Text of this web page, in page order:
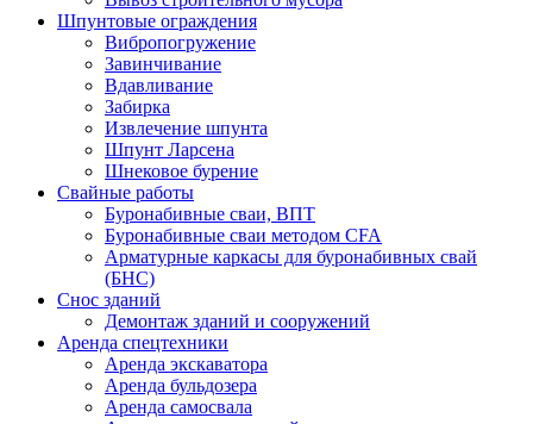
Шпунтовые ограждения
Вибропогружение
Завинчивание
Вдавливание
Забирка
Извлечение шпунта
Шпунт Ларсена
Шнековое бурение
Свайные работы
Буронабивные сваи, ВПТ
Буронабивные сваи методом CFA
Арматурные каркасы для буронабивных свай
(БНС)
Снос зданий
Демонтаж зданий и сооружений
Аренда спецтехники
Аренда экскаватора
Аренда бульдозера
Аренда самосвала